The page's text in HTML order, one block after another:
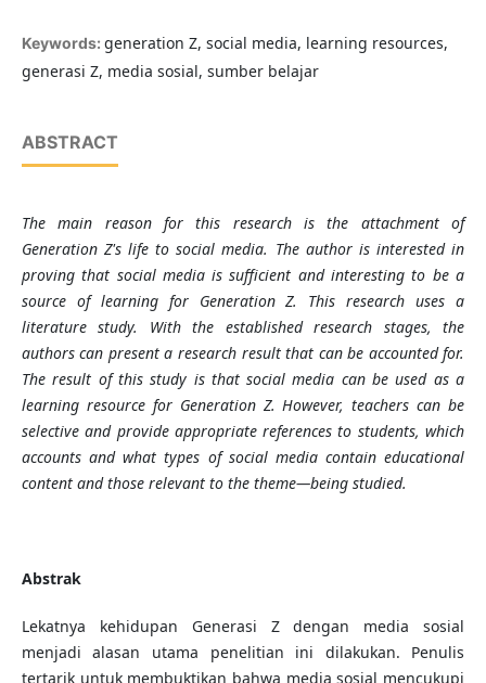
Keywords: generation Z, social media, learning resources,
generasi Z, media sosial, sumber belajar
ABSTRACT
The main reason for this research is the attachment of
Generation Z's life to social media. The author is interested in
proving that social media is sufficient and interesting to be a
source of learning for Generation Z. This research uses a
literature study. With the established research stages, the
authors can present a research result that can be accounted for.
The result of this study is that social media can be used as a
learning resource for Generation Z. However, teachers can be
selective and provide appropriate references to students, which
accounts and what types of social media contain educational
content and those relevant to the theme—being studied.
Abstrak
Lekatnya kehidupan Generasi Z dengan media sosial
menjadi alasan utama penelitian ini dilakukan. Penulis
tertarik untuk membuktikan bahwa media sosial mencukupi